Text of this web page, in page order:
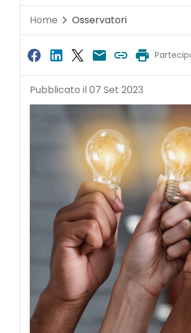
Home Osservatori
Pubblicato il 07 Set 2023